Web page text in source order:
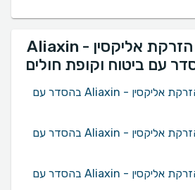
רופאים בתחום הזרקת אליקסין - Aliaxin
עם ביטוח וקופת חולים
רופאים בתחום הזרקת אליקסין - Aliaxin בהסדר עם
רופאים בתחום הזרקת אליקסין - Aliaxin בהסדר עם
רופאים בתחום הזרקת אליקסין - Aliaxin בהסדר עם